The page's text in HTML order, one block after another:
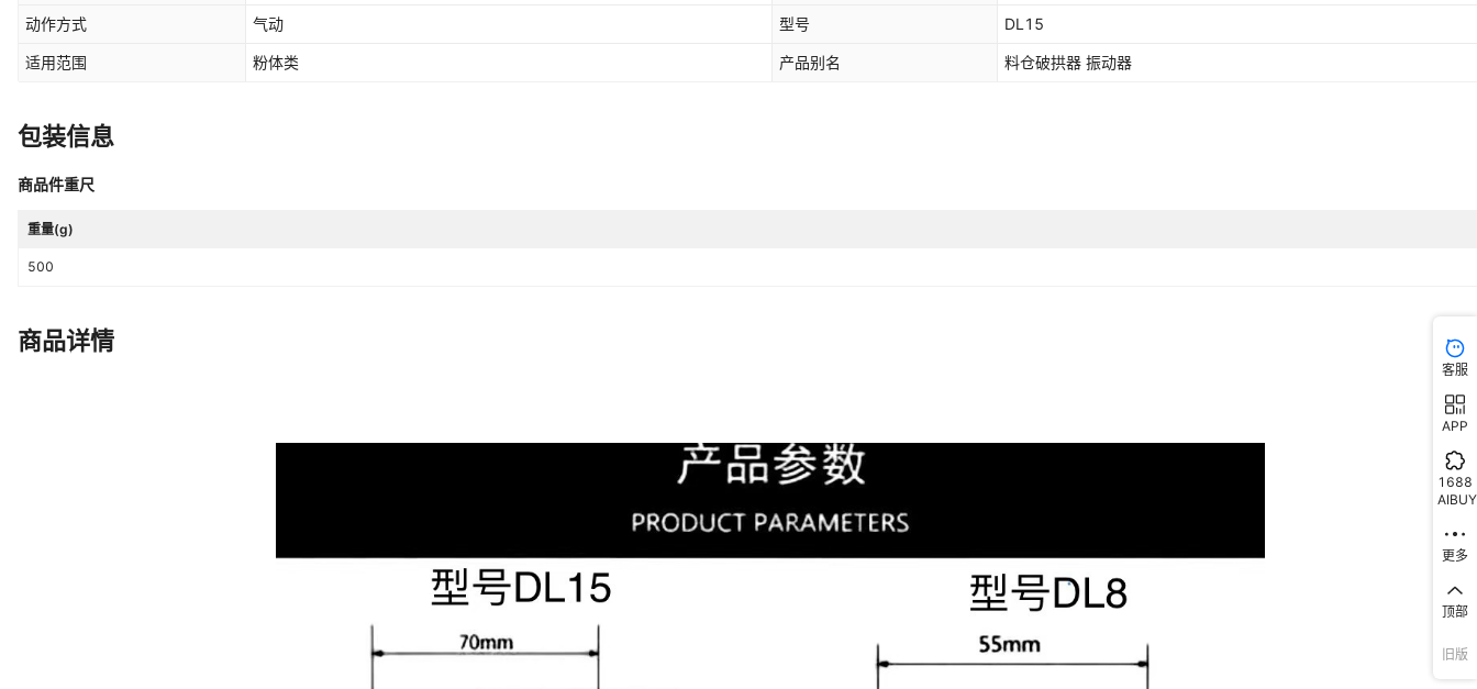
动作方式 气动 型号 DL15
适用范围 粉体类 产品别名 料仓破拱器 振动器
包装信息
商品件重尺
重量(g)
500
商品详情
客服
APP
1688
AIBUY
更多
顶部
旧版